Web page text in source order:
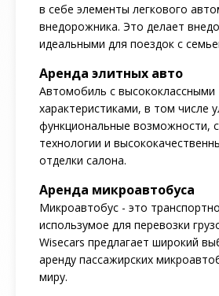
в себе элементы легкового
внедорожника. Это делает
идеальными для поездок с
Аренда элитных авто
Автомобиль с высококлассными
характеристиками, в том числе
функциональные возможности,
технологии и
отделки салона.
Аренда микроавтобуса
Микроавтобус - это
использумое для перевозки
Wisecars предлагает широкий
аренду пассажирских
миру.